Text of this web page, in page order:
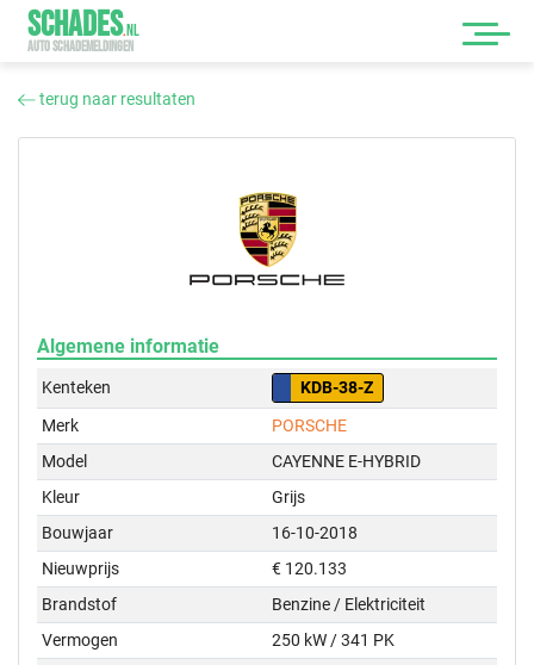
SCHADES.NL
AUTO SCHADEMELDINGEN
terug naar resultaten
Algemene informatie
Kenteken
KDB-38-Z
Merk
PORSCHE
Model
CAYENNE E-HYBRID
Kleur
Grijs
Bouwjaar
16-10-2018
Nieuwprijs
€ 120.133
Brandstof
Benzine / Elektriciteit
Vermogen
250 kW / 341 PK